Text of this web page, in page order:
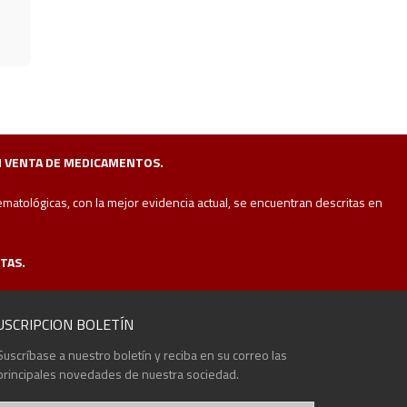
DE MEDICAMENTOS.
con la mejor evidencia actual, se encuentran descritas en
BOLETÍN
a nuestro boletín y reciba en su correo las
novedades de nuestra sociedad.